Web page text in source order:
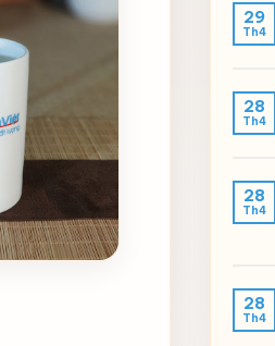
29
Th4
28
Th4
28
Th4
28
Th4